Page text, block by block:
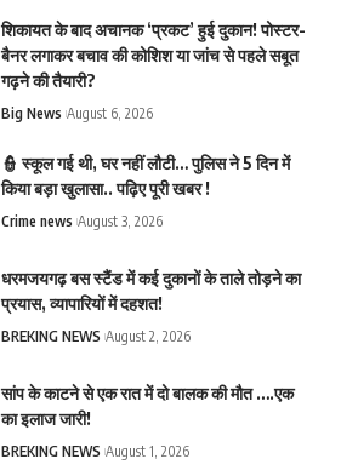
शिकायत के बाद अचानक ‘प्रकट’ हुई दुकान! पोस्टर-
बैनर लगाकर बचाव की कोशिश या जांच से पहले सबूत
गढ़ने की तैयारी?
Big News August 6, 2026
👮 स्कूल गई थी, घर नहीं लौटी… पुलिस ने 5 दिन में
किया बड़ा खुलासा.. पढ़िए पूरी खबर !
Crime news August 3, 2026
धरमजयगढ़ बस स्टैंड में कई दुकानों के ताले तोड़ने का
प्रयास, व्यापारियों में दहशत!
BREKING NEWS August 2, 2026
सांप के काटने से एक रात में दो बालक की मौत ….एक
का इलाज जारी!
BREKING NEWS August 1, 2026